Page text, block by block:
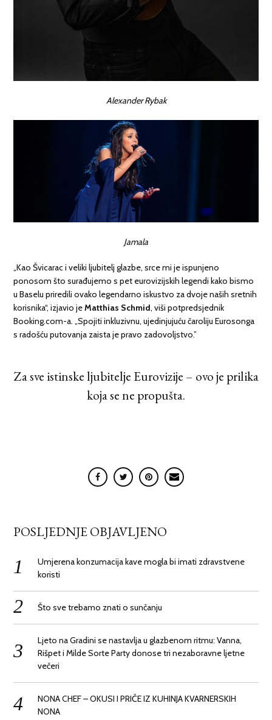
Alexander Rybak
Jamala
„Kao Švicarac i veliki ljubitelj glazbe, srce mi je ispunjeno
ponosom što surađujemo s pet eurovizijskih legendi kako bismo
u Baselu priredili ovako legendarno iskustvo za dvoje naših sretnih
korisnika“, izjavio jeMatthias Schmid, viši potpredsjednik
Booking.com-a. „Spojiti inkluzivnu, ujedinjujuću čaroliju Eurosonga
s radošću putovanja zaista je pravo zadovoljstvo.”
Za sve istinske ljubitelje Eurovizije – ovo je prilika
koja se ne propušta.
POSLJEDNJE OBJAVLJENO
Umjerena konzumacija kave mogla bi imati zdravstvene
koristi
Što sve trebamo znati o sunčanju
Ljeto na Gradini se nastavlja u glazbenom ritmu: Vanna,
Rišpet i Milde Sorte Party donose tri nezaboravne ljetne
večeri
NONA CHEF – OKUSI I PRIČE IZ KUHINJA KVARNERSKIH
NONA